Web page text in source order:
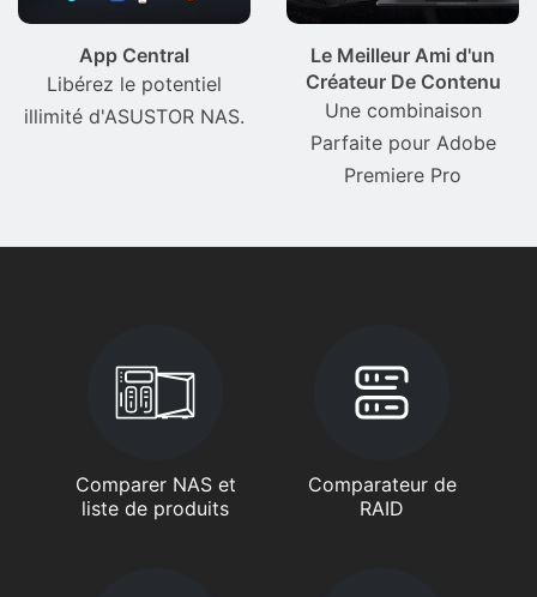
App Central
Libérez le potentiel
illimité d'ASUSTOR NAS.
Le Meilleur Ami d'un
Créateur De Contenu
Une combinaison
Parfaite pour Adobe
Premiere Pro
Comparer NAS et
liste de produits
Comparateur de
RAID